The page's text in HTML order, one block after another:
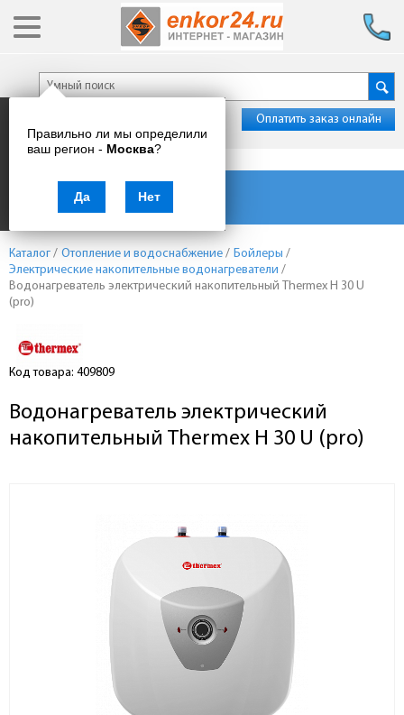
Правильно ли мы определили
ваш регион - Москва?
Да Нет
Оплатить заказ онлайн
Каталог товаров
Каталог / Отопление и водоснабжение / Бойлеры /
Электрические накопительные водонагреватели /
Водонагреватель электрический накопительный Thermex H 30 U
(pro)
Код товара: 409809
Водонагреватель электрический
накопительный Thermex H 30 U (pro)